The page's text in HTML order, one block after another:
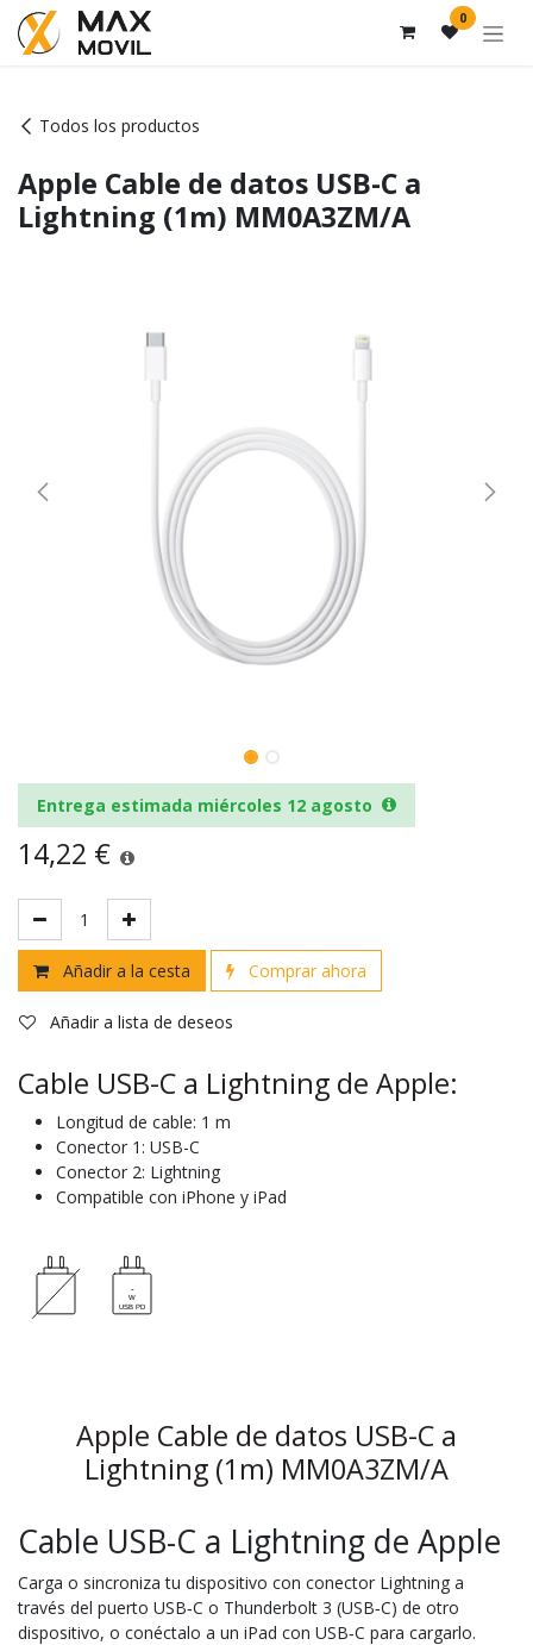
Ir al contenido 0
Todos los productos
Apple Cable de datos USB-C a
Lightning (1m) MM0A3ZM/A
Entrega estimada miércoles 12 agosto
14,22 €
Añadir a la cesta Comprar ahora
Añadir a lista de deseos
Cable USB-C a Lightning de Apple:
Longitud de cable: 1 m
Conector 1: USB-C
Conector 2: Lightning
Compatible con iPhone y iPad
Apple Cable de datos USB-C a
Lightning (1m) MM0A3ZM/A
Cable USB-C a Lightning de Apple
Carga o sincroniza tu dispositivo con conector Lightning a
través del puerto USB‑C o Thunderbolt 3 (USB‑C) de otro
dispositivo, o conéctalo a un iPad con­ USB‑C para cargarlo.